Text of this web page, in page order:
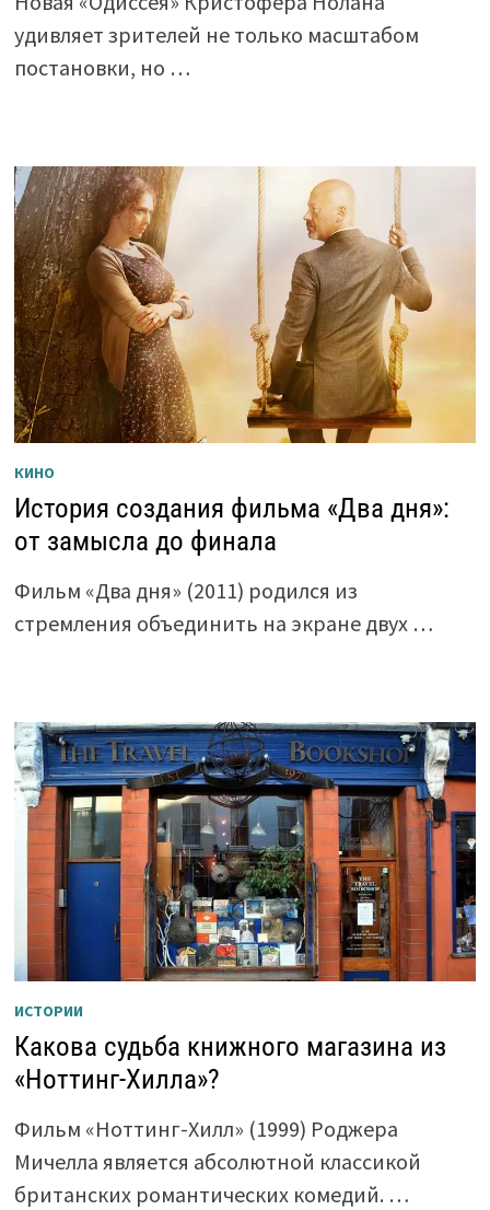
удивляет зрителей не только масштабом
постановки, но …
КИНО
История создания фильма «Два дня»:
от замысла до финала
Фильм «Два дня» (2011) родился из
стремления объединить на экране двух …
ИСТОРИИ
Какова судьба книжного магазина из
«Ноттинг-Хилла»?
Фильм «Ноттинг-Хилл» (1999) Роджера
Мичелла является абсолютной классикой
британских романтических комедий. …